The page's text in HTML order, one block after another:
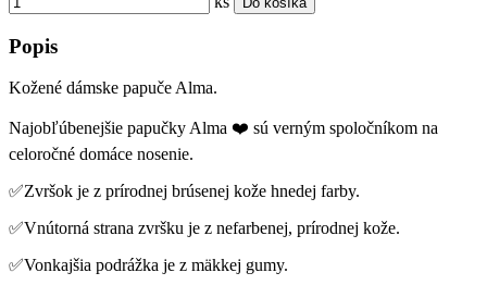
Popis
Kožené dámske papuče Alma.
Najobľúbenejšie papučky Alma ❤️ sú verným spoločníkom na
celoročné domáce nosenie.
✅Zvršok je z prírodnej brúsenej kože hnedej farby.
✅Vnútorná strana zvršku je z nefarbenej, prírodnej kože.
✅Vonkajšia podrážka je z mäkkej gumy.